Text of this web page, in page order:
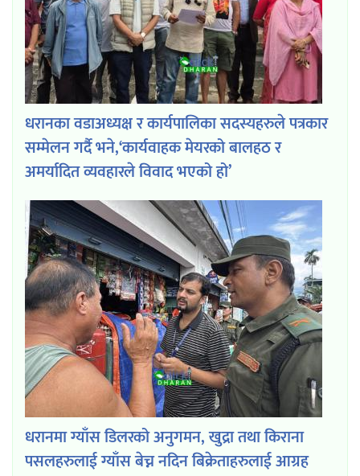
धरानका वडाअध्यक्ष र कार्यपालिका सदस्यहरुले पत्रकार
सम्मेलन गर्दै भने,‘कार्यवाहक मेयरको बालहठ र
अमर्यादित व्यवहारले विवाद भएको हो’
धरानमा ग्याँस डिलरको अनुगमन, खुद्रा तथा किराना
पसलहरुलाई ग्याँस बेच्न नदिन बिक्रेताहरुलाई आग्रह